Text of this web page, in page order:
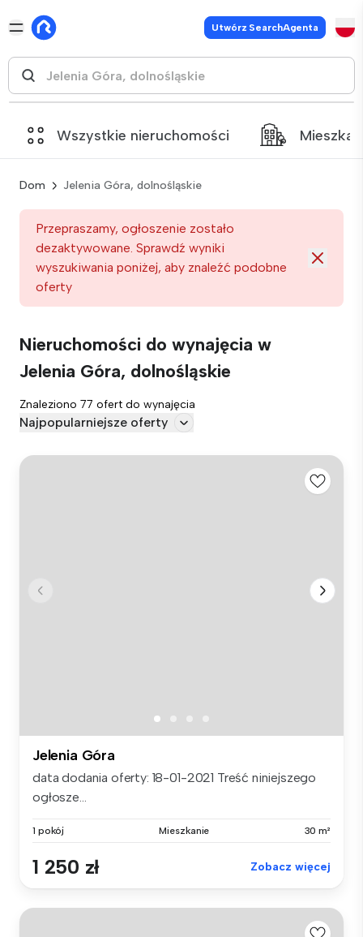
Utwórz SearchAgenta
Wszystkie nieruchomości
Dom Jelenia Góra, dolnośląskie
Przepraszamy, ogłoszenie zostało
dezaktywowane. Sprawdź wyniki
wyszukiwania poniżej, aby znaleźć podobne
oferty
Nieruchomości do wynajęcia w
Jelenia Góra, dolnośląskie
Znaleziono 77 ofert do wynajęcia
Najpopularniejsze oferty
Jelenia Góra
data dodania oferty: 18-01-2021 Treść niniejszego
ogłosze...
1 pokój Mieszkanie 30 m²
1 250 zł Zobacz więcej